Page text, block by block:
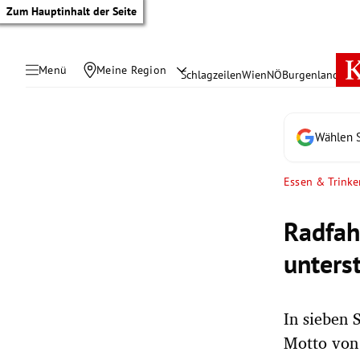
Zum Hauptinhalt der Seite
Menü Meine Region SchlagzeilenWienNÖBurgenland
Wählen
Essen &
In sieben
Motto